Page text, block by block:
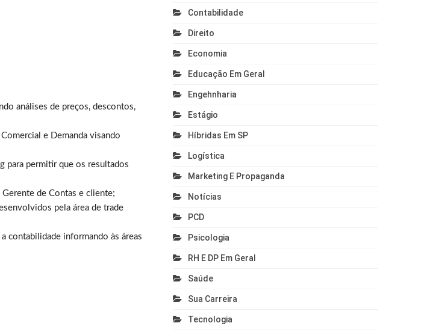
análises de preços, descontos,
e Demanda visando
para permitir que os resultados
de Contas e cliente;
pela área de trade
contabilidade informando às áreas
Contabilidade
Direito
Economia
Educação Em Geral
Engehnharia
Estágio
Híbridas Em SP
Logística
Marketing E Propaganda
Notícias
PCD
Psicologia
RH E DP Em Geral
Saúde
Sua Carreira
Tecnologia